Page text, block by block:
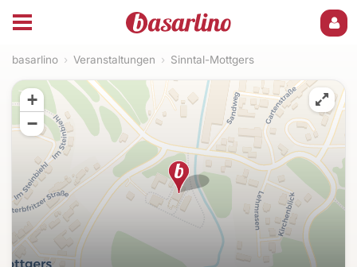
basarlino › Veranstaltungen › Sinntal-Mottgers
+
−